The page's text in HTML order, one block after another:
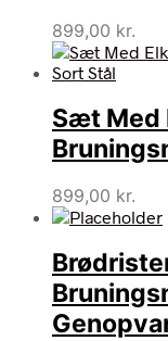
899,00 kr.
Sæt Med
899,00 kr.